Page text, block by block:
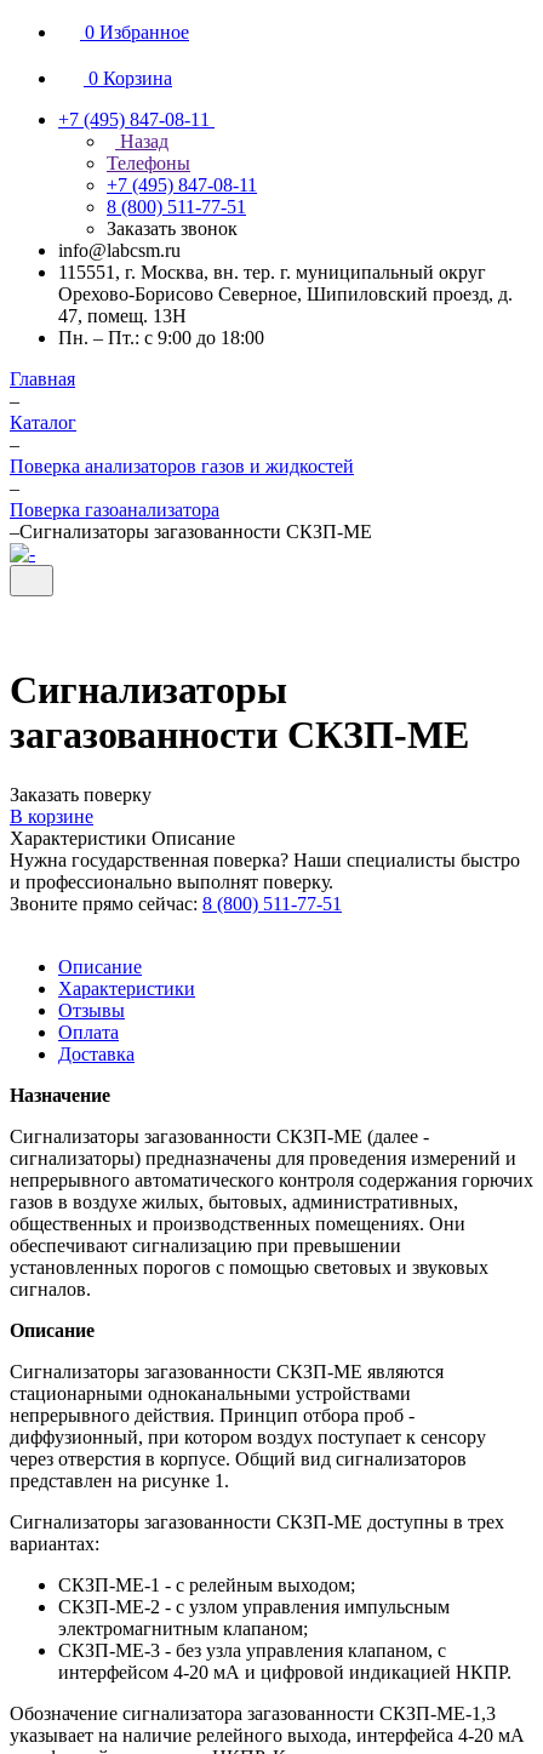
0 Избранное
0 Корзина
+7 (495) 847-08-11
Назад
Телефоны
+7 (495) 847-08-11
8 (800) 511-77-51
Заказать звонок
info@labcsm.ru
115551, г. Москва, вн. тер. г. муниципальный округ
Орехово-Борисово Северное, Шипиловский проезд, д.
47, помещ. 13Н
Пн. – Пт.: с 9:00 до 18:00
Главная
–
Каталог
–
Поверка анализаторов газов и жидкостей
–
Поверка газоанализатора
–Сигнализаторы загазованности СКЗП-МЕ
Сигнализаторы
загазованности СКЗП-МЕ
Заказать поверку
В корзине
Характеристики Описание
Нужна государственная поверка? Наши специалисты быстро
и профессионально выполнят поверку.
Звоните прямо сейчас: 8 (800) 511-77-51
Описание
Характеристики
Отзывы
Оплата
Доставка
Назначение
Сигнализаторы загазованности СКЗП-МЕ (далее -
сигнализаторы) предназначены для проведения измерений и
непрерывного автоматического контроля содержания горючих
газов в воздухе жилых, бытовых, административных,
общественных и производственных помещениях. Они
обеспечивают сигнализацию при превышении
установленных порогов с помощью световых и звуковых
сигналов.
Описание
Сигнализаторы загазованности СКЗП-МЕ являются
стационарными одноканальными устройствами
непрерывного действия. Принцип отбора проб -
диффузионный, при котором воздух поступает к сенсору
через отверстия в корпусе. Общий вид сигнализаторов
представлен на рисунке 1.
Сигнализаторы загазованности СКЗП-МЕ доступны в трех
вариантах:
СКЗП-МЕ-1 - с релейным выходом;
СКЗП-МЕ-2 - с узлом управления импульсным
электромагнитным клапаном;
СКЗП-МЕ-3 - без узла управления клапаном, с
интерфейсом 4-20 мА и цифровой индикацией НКПР.
Обозначение сигнализатора загазованности СКЗП-МЕ-1,3
указывает на наличие релейного выхода, интерфейса 4-20 мА